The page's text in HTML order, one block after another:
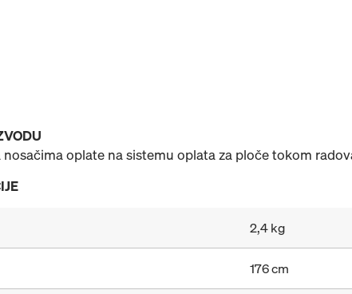
oplate na sistemu oplata za ploče tokom
2,4 kg
176 cm